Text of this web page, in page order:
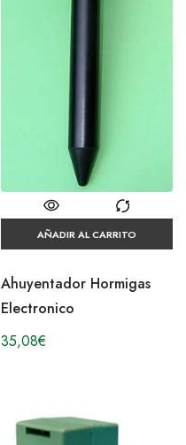
AÑADIR AL CARRITO
Ahuyentador Hormigas
Electronico
35,08€